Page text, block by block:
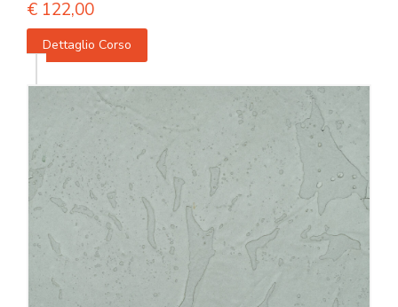
€ 122,00
Dettaglio Corso